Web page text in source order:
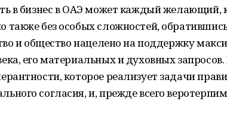
в бизнес в ОАЭ может каждый желающий,
без особых сложностей,
и общество нацелено на поддержку
его материальных и духовных запросов.
которое реализует задачи
согласия, и, прежде всего